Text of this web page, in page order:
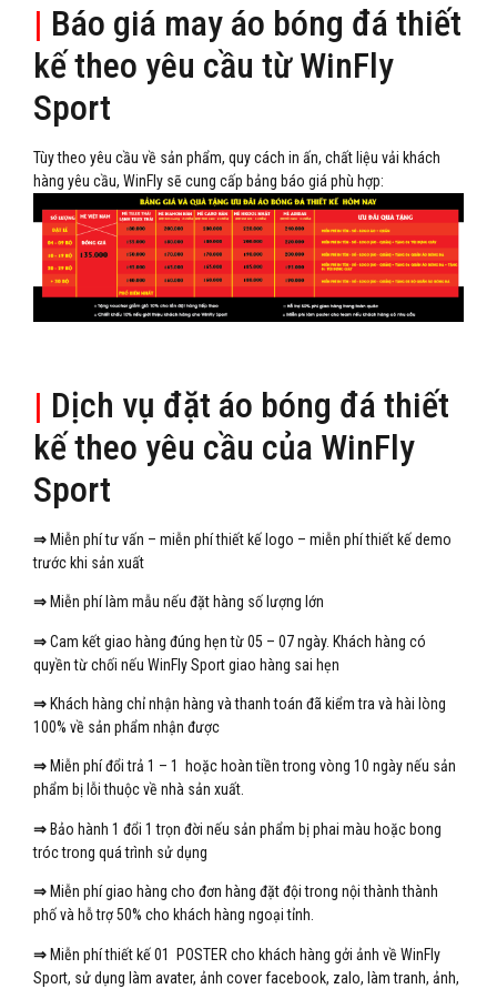
| Báo giá may áo bóng đá thiết
kế theo yêu cầu từ WinFly
Sport
Tùy theo yêu cầu về sản phẩm, quy cách in ấn, chất liệu vải khách
hàng yêu cầu, WinFly sẽ cung cấp bảng báo giá phù hợp:
| Dịch vụ đặt áo bóng đá thiết
kế theo yêu cầu của WinFly
Sport
⇒ Miễn phí tư vấn – miễn phí thiết kế logo – miễn phí thiết kế demo
trước khi sản xuất
⇒ Miễn phí làm mẫu nếu đặt hàng số lượng lớn
⇒Cam kết giao hàng đúng hẹn từ 05 – 07 ngày. Khách hàng có
quyền từ chối nếu WinFly Sport giao hàng sai hẹn
⇒ Khách hàng chỉ nhận hàng và thanh toán đã kiểm tra và hài lòng
100% về sản phẩm nhận được
⇒ Miễn phí đổi trả 1 – 1 hoặc hoàn tiền trong vòng 10 ngày nếu sản
phẩm bị lỗi thuộc về nhà sản xuất.
⇒ Bảo hành 1 đổi 1 trọn đời nếu sản phẩm bị phai màu hoặc bong
tróc trong quá trình sử dụng
⇒ Miễn phí giao hàng cho đơn hàng đặt đội trong nội thành thành
phố và hỗ trợ 50% cho khách hàng ngoại tỉnh.
⇒ Miễn phí thiết kế 01 POSTER cho khách hàng gởi ảnh về WinFly
Sport, sử dụng làm avater, ảnh cover facebook, zalo, làm tranh, ảnh,